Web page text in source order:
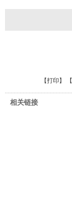
【打印 】 【
相关链接